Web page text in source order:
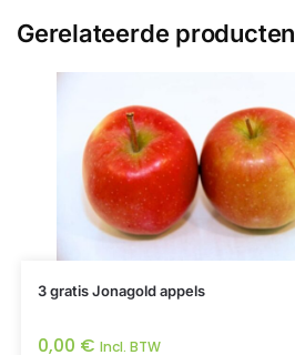
Gerelateerde producten
3 gratis Jonagold appels
0,00 € Incl. BTW